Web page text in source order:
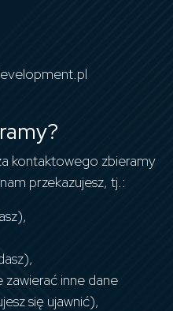
kontaktowego zbieramy
przekazujesz, tj.:
inne dane
się ujawnić),